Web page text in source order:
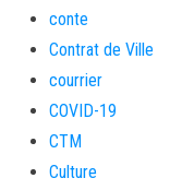
conte
Contrat de Ville
courrier
COVID-19
CTM
Culture